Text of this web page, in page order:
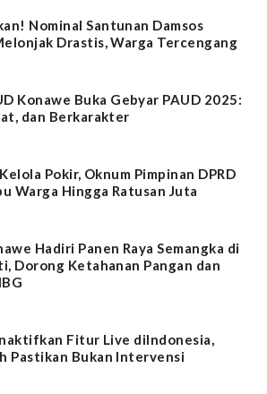
Nominal Santunan Damsos
Drastis, Warga Tercengang
Konawe Buka Gebyar PAUD 2025:
dan Berkarakter
Pokir, Oknum Pimpinan DPRD
Warga Hingga Ratusan Juta
Hadiri Panen Raya Semangka di
Dorong Ketahanan Pangan dan
Fitur Live diIndonesia,
Pastikan Bukan Intervensi